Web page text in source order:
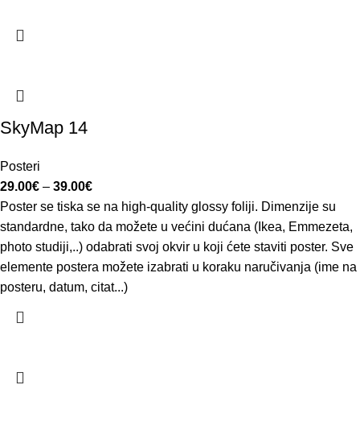
SkyMap 14
Posteri
29.00€ – 39.00€
Poster se tiska se na high-quality glossy foliji. Dimenzije su
standardne, tako da možete u većini dućana (Ikea, Emmezeta,
photo studiji,..) odabrati svoj okvir u koji ćete staviti poster. Sve
elemente postera možete izabrati u koraku naručivanja (ime na
posteru, datum, citat...)